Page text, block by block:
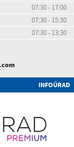
07:30 - 17:00
07:30 - 15:30
07:30 - 13:30
INFOÚRAD